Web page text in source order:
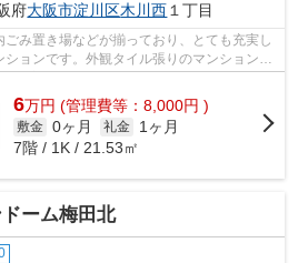
府大阪市淀川区木川西１丁目
み置き場などが揃っており、とても充実し
ョンです。外観タイル張りのマンションで
6万円 (管理費等：8,000円 )
敷金 0ヶ月 礼金
1ヶ月
7階 / 1K / 21.53㎡
ーム梅田北